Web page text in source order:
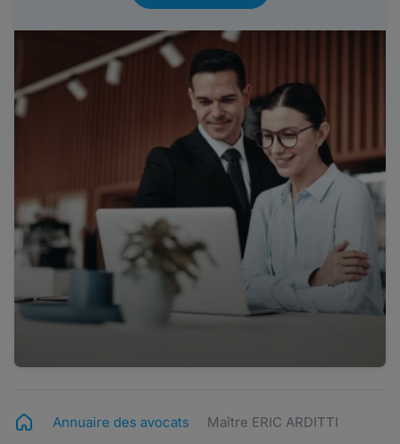
Annuaire des avocats Maître ERIC ARDITTI